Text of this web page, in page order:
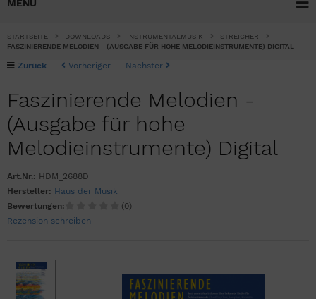
MENÜ
STARTSEITE DOWNLOADS INSTRUMENTALMUSIK
STREICHER
FASZINIERENDE MELODIEN - (AUSGABE FÜR HOHE MELODIEINSTRUMENTE) DIGITAL
Faszinierende Melodien -
(Ausgabe für hohe
Melodieinstrumente) Digital
Art.Nr.: HDM_2688D
Hersteller: Haus der Musik
Bewertungen:
(0)
Rezension schreiben
Zurück Vorheriger Nächster